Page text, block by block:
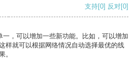
支持[0] 反对[0]
，可以增加一些新功能。比如，可以增加
样就可以根据网络情况自动选择最优的线
。